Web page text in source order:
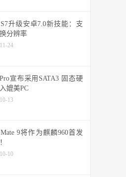
升级安卓7.0新技能：支
分辨率
24
宣布采用SATA3 固态硬
媲美PC
13
9将作为麒麟960首发
10